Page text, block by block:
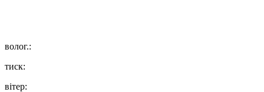
волог.:
тиск:
вітер: